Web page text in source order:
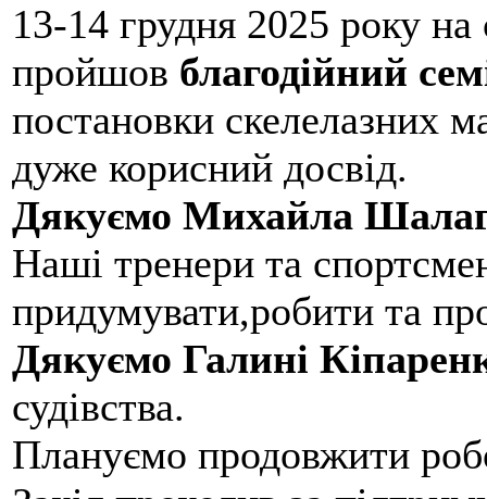
13-14 грудня 2025 року
пройшов благодійний
постановки скелелазних
дуже корисний досвід.
Дякуємо Михайла
Наші тренери та
придумувати,робити та
Дякуємо Галині
судівства.
Плануємо продовжити